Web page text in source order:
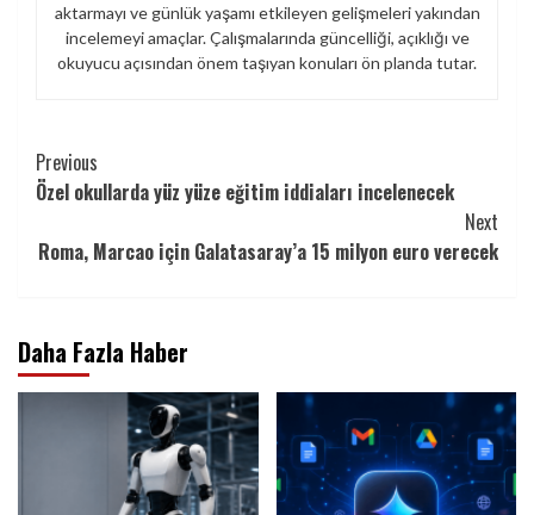
aktarmayı ve günlük yaşamı etkileyen gelişmeleri yakından
incelemeyi amaçlar. Çalışmalarında güncelliği, açıklığı ve
okuyucu açısından önem taşıyan konuları ön planda tutar.
Continue
Reading
Previous
Özel okullarda yüz yüze eğitim iddiaları incelenecek
Next
Roma, Marcao için Galatasaray’a 15 milyon euro verecek
Daha Fazla Haber